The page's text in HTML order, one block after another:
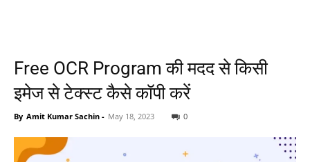
Free OCR Program की मदद से किसी
इमेज से टेक्स्ट कैसे कॉपी करें
By Amit Kumar Sachin - May 18, 2023 0